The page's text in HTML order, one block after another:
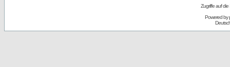
Zugriffe auf
Powered by